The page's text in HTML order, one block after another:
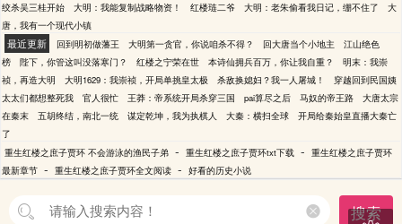
绞杀吴三桂开始
大明：我能复制战略物资！ 红楼琏二爷 大明：老朱偷看我日记，绷不住了
大
唐，我有一个现代小镇
最近更新 回到明初做藩王 大明第一贪官，你说咱杀不得？ 回大唐当个小地主
江山绝色
榜
陛下，你管这叫没落寒门？ 红楼之宁荣在世 本诗仙拥兵百万，你让我自重？
明末：我崇
祯，再造大明
大明1629：我崇祯，开局单挑皇太极 杀敌换媳妇？我一人屠城！
穿越回到民国姨
太太们都想整死我
官人很忙 王莽：帝系统开局杀穿三国 pai算尽之后 马奴的帝王路
大唐太宗
在秦末
五胡终结，南北一统 谋定乾坤，我为执棋人 大秦：横扫全球
开局给秦始皇直播大秦亡
了
重生红楼之庶子贾环 不会游泳的渔民子弟 - 重生红楼之庶子贾环txt下载 - 重生红楼之庶子贾环
最新章节 - 重生红楼之庶子贾环全文阅读 - 好看的历史小说
搜索